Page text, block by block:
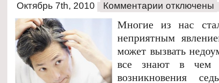
Октябрь 7th, 2010 Комментарии отключены
Многие из нас
неприятным
может вызвать
все знают в чем
возникновения